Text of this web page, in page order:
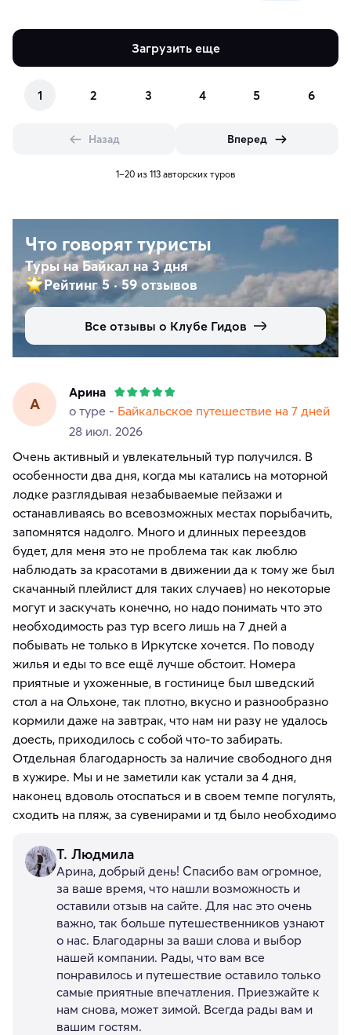
Загрузить еще
1 2 3 4 5 6
Назад Вперед
1–20 из 113 авторских туров
Что говорят туристы
Туры на Байкал на 3 дня
Рейтинг 5·59 отзывов
Все отзывы о Клубе Гидов
А
Арина
о туре - Байкальское путешествие на 7 дней
28 июл. 2026
Очень активный и увлекательный тур получился. В
особенности два дня, когда мы катались на моторной
лодке разглядывая незабываемые пейзажи и
останавливаясь во всевозможных местах порыбачить,
запомнятся надолго. Много и длинных переездов
будет, для меня это не проблема так как люблю
наблюдать за красотами в движении да к тому же был
скачанный плейлист для таких случаев) но некоторые
могут и заскучать конечно, но надо понимать что это
необходимость раз тур всего лишь на 7 дней а
побывать не только в Иркутске хочется. По поводу
жилья и еды то все ещё лучше обстоит. Номера
приятные и ухоженные, в гостинице был шведский
стол а на Ольхоне, так плотно, вкусно и разнообразно
кормили даже на завтрак, что нам ни разу не удалось
доесть, приходилось с собой что-то забирать.
Отдельная благодарность за наличие свободного дня
в хужире. Мы и не заметили как устали за 4 дня,
наконец вдоволь отоспаться и в своем темпе погулять,
сходить на пляж, за сувенирами и тд было необходимо
Т. Людмила
Арина, добрый день! Спасибо вам огромное,
за ваше время, что нашли возможность и
оставили отзыв на сайте. Для нас это очень
важно, так больше путешественников узнают
о нас. Благодарны за ваши слова и выбор
нашей компании. Рады, что вам все
понравилось и путешествие оставило только
самые приятные впечатления. Приезжайте к
нам снова, может зимой. Всегда рады вам и
вашим гостям.